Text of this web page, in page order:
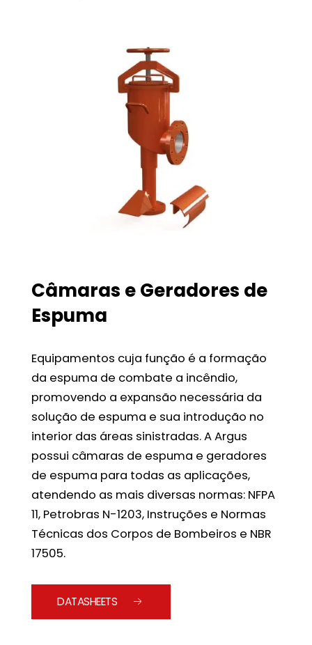
Câmaras e Geradores de
Espuma
Equipamentos cuja função é a formação
da espuma de combate a incêndio,
promovendo a expansão necessária da
solução de espuma e sua introdução no
interior das áreas sinistradas. A Argus
possui câmaras de espuma e geradores
de espuma para todas as aplicações,
atendendo as mais diversas normas: NFPA
11, Petrobras N-1203, Instruções e Normas
Técnicas dos Corpos de Bombeiros e NBR
17505.
DATASHEETS